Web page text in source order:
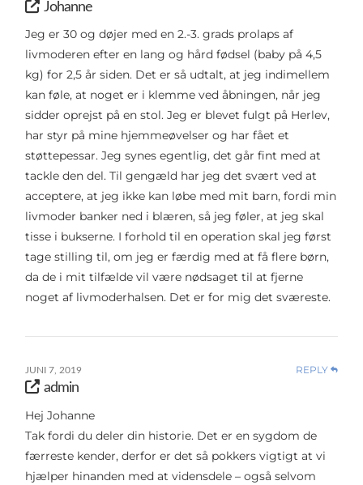
Johanne
Jeg er 30 og døjer med en 2.-3. grads prolaps af
livmoderen efter en lang og hård fødsel (baby på 4,5
kg) for 2,5 år siden. Det er så udtalt, at jeg indimellem
kan føle, at noget er i klemme ved åbningen, når jeg
sidder oprejst på en stol. Jeg er blevet fulgt på Herlev,
har styr på mine hjemmeøvelser og har fået et
støttepessar. Jeg synes egentlig, det går fint med at
tackle den del. Til gengæld har jeg det svært ved at
acceptere, at jeg ikke kan løbe med mit barn, fordi min
livmoder banker ned i blæren, så jeg føler, at jeg skal
tisse i bukserne. I forhold til en operation skal jeg først
tage stilling til, om jeg er færdig med at få flere børn,
da de i mit tilfælde vil være nødsaget til at fjerne
noget af livmoderhalsen. Det er for mig det sværeste.
JUNI 7, 2019 REPLY
admin
Hej Johanne
Tak fordi du deler din historie. Det er en sygdom de
færreste kender, derfor er det så pokkers vigtigt at vi
hjælper hinanden med at vidensdele – også selvom